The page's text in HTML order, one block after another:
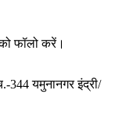
फॉलो करें।
344 यमुनानगर इंद्री/